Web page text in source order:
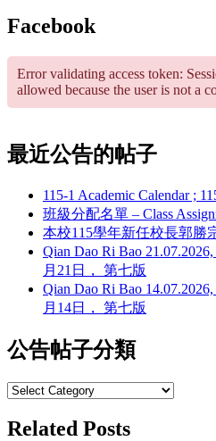
Facebook
Error validating access token:
allowed because the user is not a
最近公告的帖子
115-1 Academic Calendar ;
班級分配名單 – Class
本校115學年新任校長郭勝
Qian Dao Ri Bao
月21日， 第七版
Qian Dao Ri Bao
月14日， 第七版
公告帖子分類
公
帖
Related Posts